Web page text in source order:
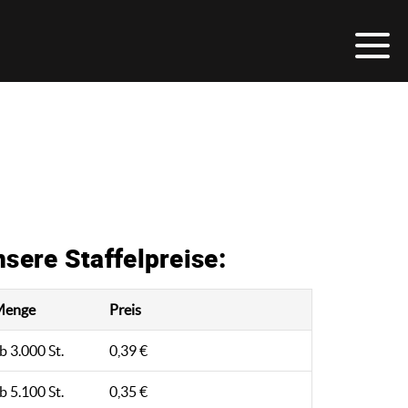
Staffelpreise:
Preis
3.000 St. 0,39 €
5.100 St. 0,35 €